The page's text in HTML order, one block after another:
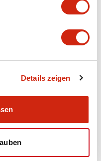
Details zeigen